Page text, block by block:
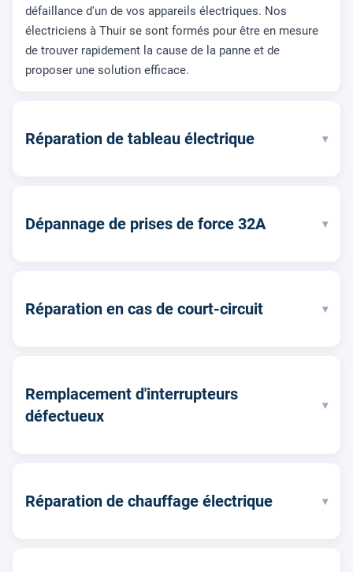
défaillance d'un de vos appareils électriques. Nos
électriciens à Thuir se sont formés pour être en mesure
de trouver rapidement la cause de la panne et de
proposer une solution efficace.
Réparation de tableau électrique ▾
Dépannage de prises de force 32A ▾
Réparation en cas de court-circuit ▾
Remplacement d'interrupteurs
défectueux
▾
Réparation de chauffage électrique ▾